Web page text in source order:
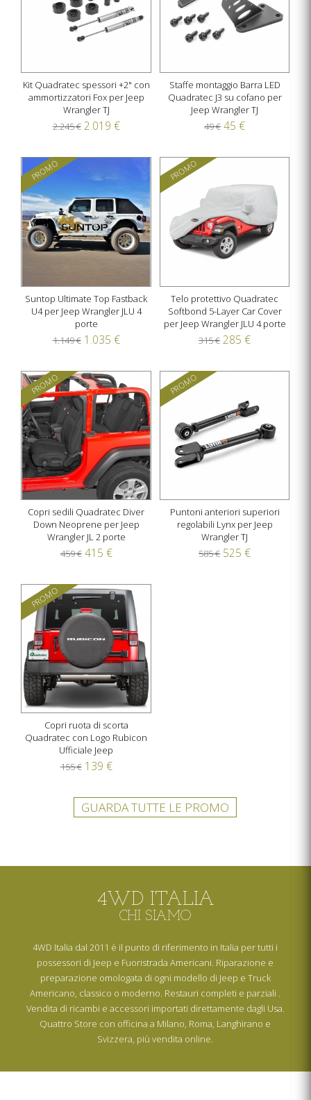
Kit Quadratec spessori +2" con
ammortizzatori Fox per Jeep
Wrangler TJ
2.245 € 2.019 €
Staffe montaggio Barra LED
Quadratec J3 su cofano per
Jeep Wrangler TJ
49 € 45 €
PROMO
Suntop Ultimate Top Fastback
U4 per Jeep Wrangler JLU 4
porte
1.149 € 1.035 €
PROMO
Telo protettivo Quadratec
Softbond 5-Layer Car Cover
per Jeep Wrangler JLU 4 porte
315 € 285 €
PROMO
Copri sedili Quadratec Diver
Down Neoprene per Jeep
Wrangler JL 2 porte
459 € 415 €
PROMO
Puntoni anteriori superiori
regolabili Lynx per Jeep
Wrangler TJ
585 € 525 €
PROMO
Copri ruota di scorta
Quadratec con Logo Rubicon
Ufficiale Jeep
155 € 139 €
GUARDA TUTTE LE PROMO
4WD ITALIA
CHI SIAMO
4WD Italia dal 2011 è il punto di riferimento in Italia per tutti i
possessori di Jeep e Fuoristrada Americani. Riparazione e
preparazione omologata di ogni modello di Jeep e Truck
Americano, classico o moderno. Restauri completi e parziali .
Vendita di ricambi e accessori importati direttamente dagli Usa.
Quattro Store con officina a Milano, Roma, Langhirano e
Svizzera, più vendita online.